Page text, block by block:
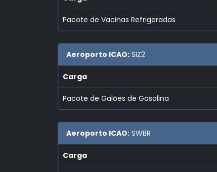
Pacote de Vacinas Refrigeradas
Aeroporto ICAO: SIZ2
Carga
Pacote de Galões de Gasolina
Aeroporto ICAO: SWBR
Carga